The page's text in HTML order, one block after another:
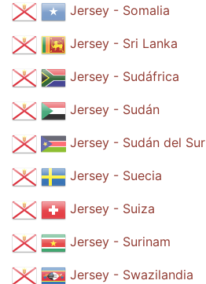
Jersey - Somalia
Jersey - Sri Lanka
Jersey - Sudáfrica
Jersey - Sudán
Jersey - Sudán del Sur
Jersey - Suecia
Jersey - Suiza
Jersey - Surinam
Jersey - Swazilandia